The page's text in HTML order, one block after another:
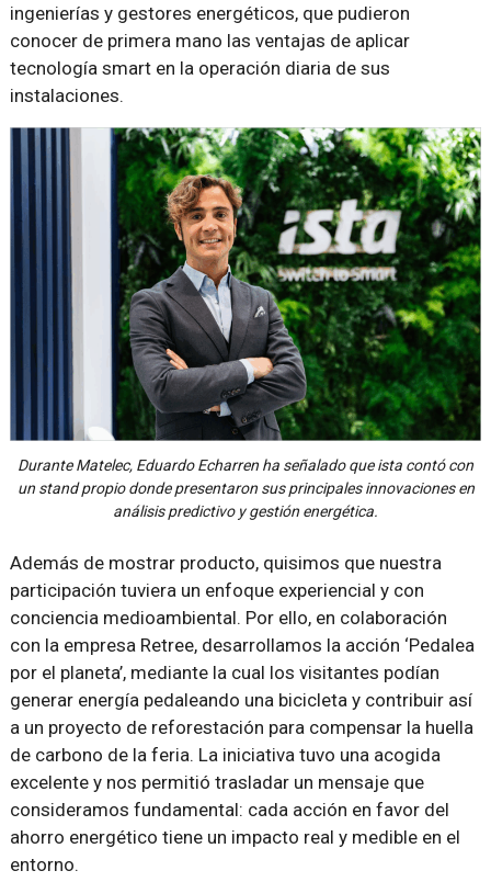
ingenierías y gestores energéticos, que pudieron
conocer de primera mano las ventajas de aplicar
tecnología smart en la operación diaria de sus
instalaciones.
Durante Matelec, Eduardo Echarren ha señalado que ista contó con
un stand propio donde presentaron sus principales innovaciones en
análisis predictivo y gestión energética.
Además de mostrar producto, quisimos que nuestra
participación tuviera un enfoque experiencial y con
conciencia medioambiental. Por ello, en colaboración
con la empresa Retree, desarrollamos la acción ‘Pedalea
por el planeta’, mediante la cual los visitantes podían
generar energía pedaleando una bicicleta y contribuir así
a un proyecto de reforestación para compensar la huella
de carbono de la feria. La iniciativa tuvo una acogida
excelente y nos permitió trasladar un mensaje que
consideramos fundamental: cada acción en favor del
ahorro energético tiene un impacto real y medible en el
entorno.